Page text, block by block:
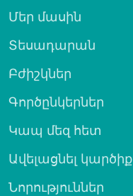
Մեր մասին
Տեսադարան
Բժիշկներ
Գործընկերներ
Կապ մեզ հետ
Ավելացնել կարծիք
Նորություններ